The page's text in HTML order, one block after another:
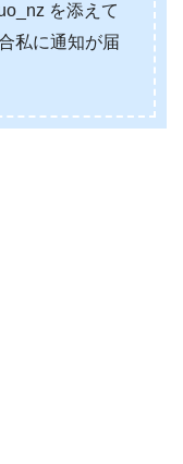
を添えて
私に通知が届